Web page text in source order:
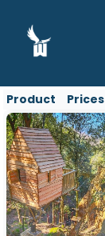
Product Prices